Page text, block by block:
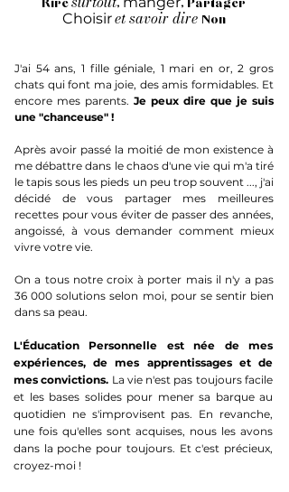
Rire , , Partager
Choisiret savoir dire Non
J'ai 54 ans, 1 fille géniale, 1 mari en or, 2 gros
chats qui font ma joie, des amis formidables. Et
encore mes parents. Je peux dire que je suis
une "chanceuse" !
Après avoir passé la moitié de mon existence à
me débattre dans le chaos d'une vie qui m'a tiré
le tapis sous les pieds un peu trop souvent ..., j'ai
décidé de vous partager mes meilleures
recettes pour vous éviter de passer des années,
angoissé, à vous demander comment mieux
vivre votre vie.
On a tous notre croix à porter mais il n'y a pas
36 000 solutions selon moi, pourse sentir bien
dans sa peau.
L'Éducation Personnelle est née de mes
expériences, de mes apprentissages et de
mes convictions. La vie n'est pas toujours facile
et les bases solides pour mener sa barque au
quotidien ne s'improvisent pas. En revanche,
une fois qu'elles sont acquises, nous les avons
dans la poche pour toujours. Et c'est précieux,
croyez-moi !